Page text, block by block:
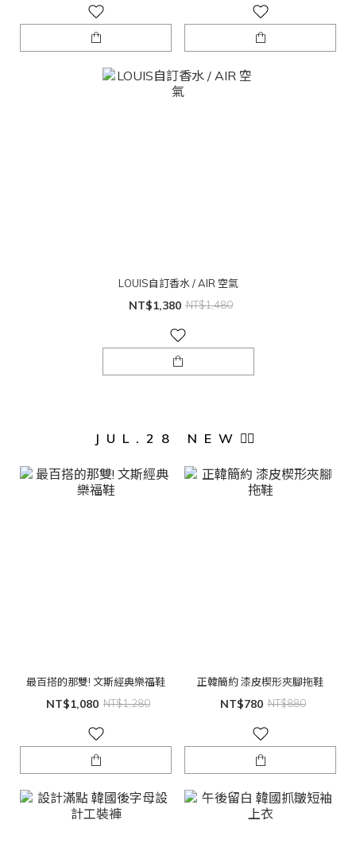
LOUIS自訂香水 / AIR 空氣
NT$1,380 NT$1,480
JUL.28 NEW❤️‍🔥
最百搭的那雙! 文斯經典樂福鞋
NT$1,080 NT$1,280
正韓簡約 漆皮楔形夾腳拖鞋
NT$780 NT$880